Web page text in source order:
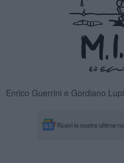
Enrico Guerrini e Gordiano Lupi